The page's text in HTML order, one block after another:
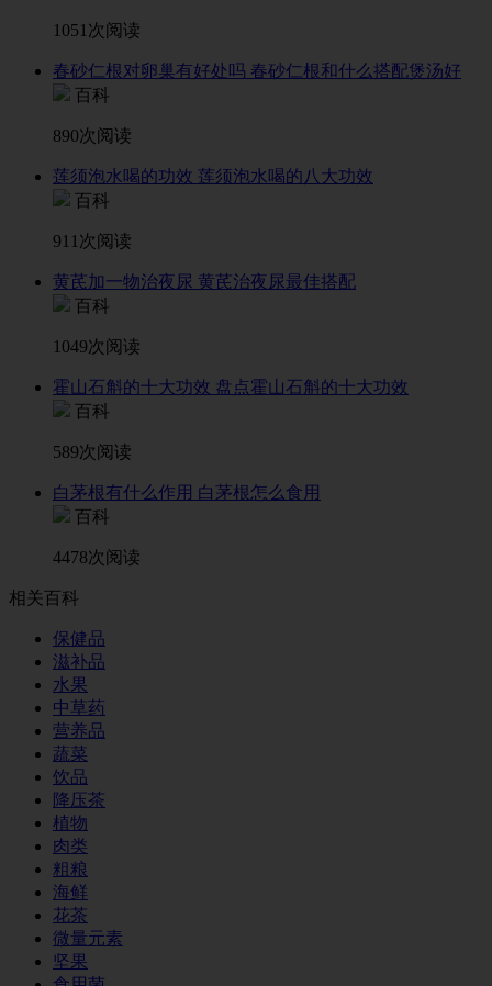
1051次阅读
春砂仁根对卵巢有好处吗 春砂仁根和什么搭配煲汤好
百科
890次阅读
莲须泡水喝的功效 莲须泡水喝的八大功效
百科
911次阅读
黄芪加一物治夜尿 黄芪治夜尿最佳搭配
百科
1049次阅读
霍山石斛的十大功效 盘点霍山石斛的十大功效
百科
589次阅读
白茅根有什么作用 白茅根怎么食用
百科
4478次阅读
相关百科
保健品
滋补品
水果
中草药
营养品
蔬菜
饮品
降压茶
植物
肉类
粗粮
海鲜
花茶
微量元素
坚果